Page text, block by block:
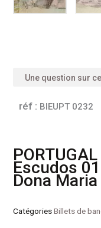
Une question sur
réf : BIEUPT 0232
Escudos
Dona
CatégoriesBillets de